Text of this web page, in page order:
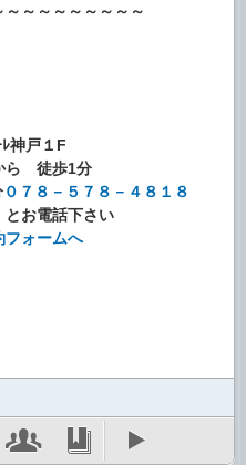
～～～～～～～～
神戸１F
ら 徒歩1分
０７８－５７８－４８１８
お電話下さい
フォームへ